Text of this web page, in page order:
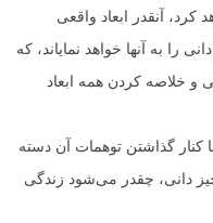
کرد، آنقدر ابعاد واقعی
را به آنها خواهد نمایاند، که
خلاصه کردن همه ابعاد
کنار گذاشتن توهمات آن دسته
دانی، چقدر می‌شود زندگی